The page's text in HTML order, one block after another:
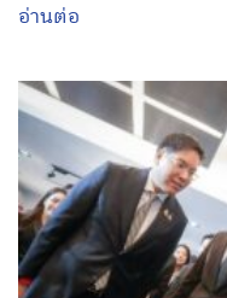
อ่านต่อ